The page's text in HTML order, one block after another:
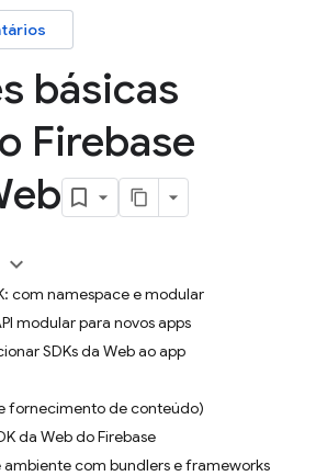
básicas
Firebase
com namespace e modular
modular para novos apps
SDKs da Web ao app
fornecimento de conteúdo)
da Web do Firebase
com bundlers e frameworks